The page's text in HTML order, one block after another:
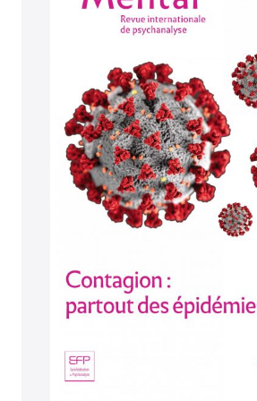
Des microbes et des
Patrice Debré
Équivoque de la contagion
Le virus de la psychanalyse.
transmission ? –Pascale Fari
Beatriz Gonzalez-Renou
Note sur le capitaine cruel –
Michel-
Charline Lameille